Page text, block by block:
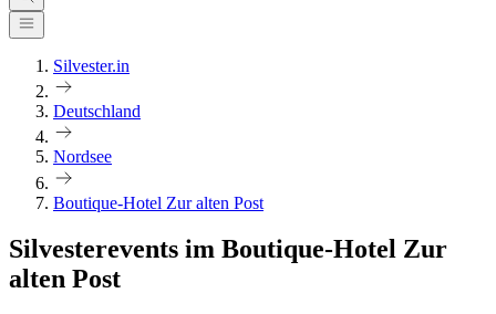
Silvester.in
Deutschland
Nordsee
Boutique-Hotel Zur alten Post
Silvesterevents im Boutique-Hotel Zur
alten Post